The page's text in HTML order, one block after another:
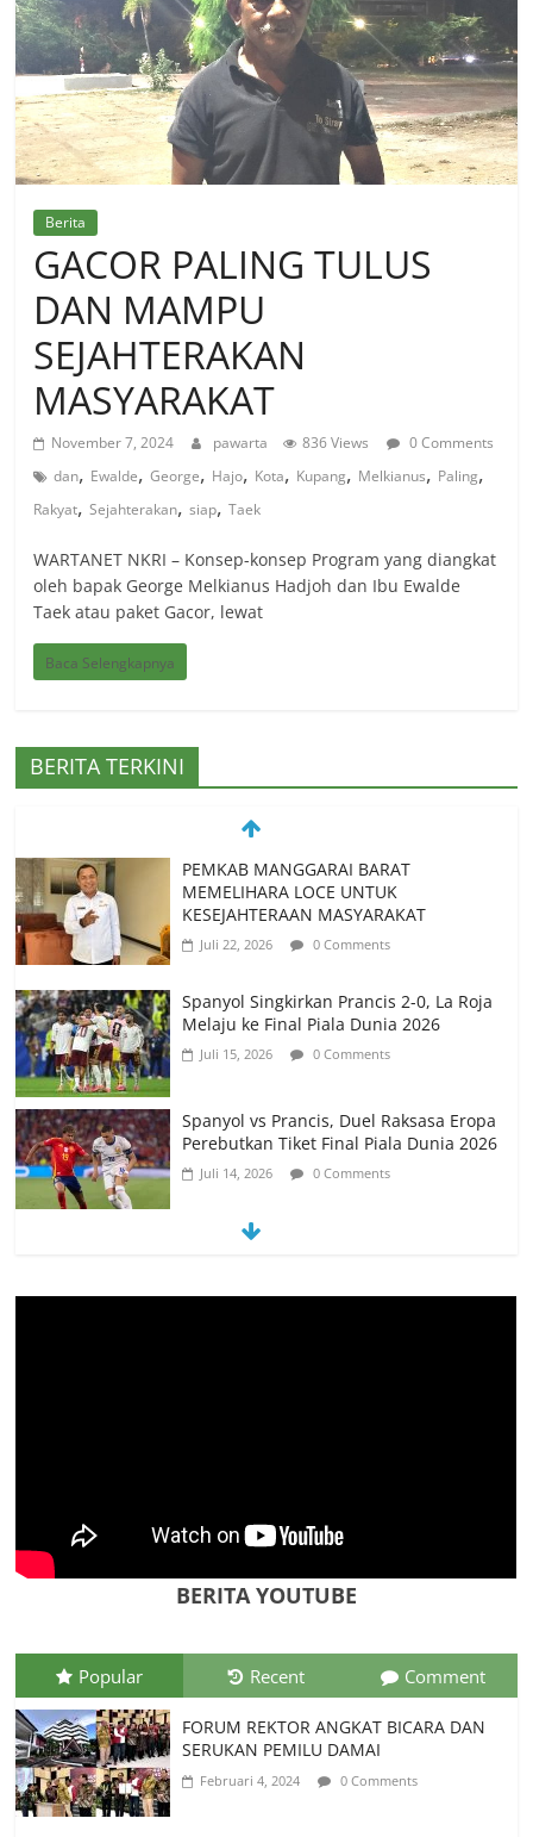
Berita
GACOR PALING TULUS
DAN MAMPU
SEJAHTERAKAN
MASYARAKAT
November 7, 2024 pawarta 836 Views
0 Comments
dan, Ewalde,George, Hajo, Kota, Kupang, Melkianus, Paling,
Rakyat,Sejahterakan,siap,Taek
WARTANET NKRI – Konsep-konsep Program yang diangkat
oleh bapak George Melkianus Hadjoh dan Ibu Ewalde
Taek atau paket Gacor, lewat
Baca Selengkapnya
BERITA TERKINI
PEMKAB MANGGARAI BARAT
MEMELIHARA LOCE UNTUK
KESEJAHTERAAN MASYARAKAT
Juli 22, 2026 0 Comments
Spanyol Singkirkan Prancis 2-0, La Roja
Melaju ke Final Piala Dunia 2026
Juli 15, 2026 0 Comments
Spanyol vs Prancis, Duel Raksasa Eropa
Perebutkan Tiket Final Piala Dunia 2026
Juli 14, 2026 0 Comments
Memanfaatkan Artificial Intelligence
“Loce” di Manggarai Barat, Diusulkan
Jadi Warisan Budaya Takbenda
Juli 26, 2026 0 Comments
BERITA YOUTUBE
Popular Recent Comment
FORUM REKTOR ANGKAT BICARA DAN
SERUKAN PEMILU DAMAI
Februari 4, 2024 0 Comments